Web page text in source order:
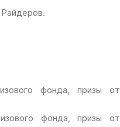
фонда, призы от
фонда, призы от